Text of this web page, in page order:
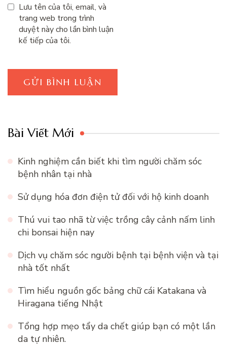
Lưu tên của tôi, email, và
trang web trong trình
duyệt này cho lần bình luận
kế tiếp của tôi.
Bài Viết Mới
Kinh nghiệm cần biết khi tìm người chăm sóc
bệnh nhân tại nhà
Sử dụng hóa đơn điện tử đối với hộ kinh doanh
Thú vui tao nhã từ việc trồng cây cảnh nấm linh
chi bonsai hiện nay
Dịch vụ chăm sóc người bệnh tại bệnh viện và tại
nhà tốt nhất
Tìm hiểu nguồn gốc bảng chữ cái Katakana và
Hiragana tiếng Nhật
Tổng hợp mẹo tẩy da chết giúp bạn có một lần
da tự nhiên.